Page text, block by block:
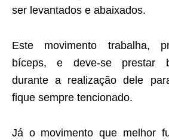
ser levantados e abaixados.
Este movimento trabalha,
bíceps, e deve-se prestar
durante a realização dele
fique sempre tencionado.
Já o movimento que melhor